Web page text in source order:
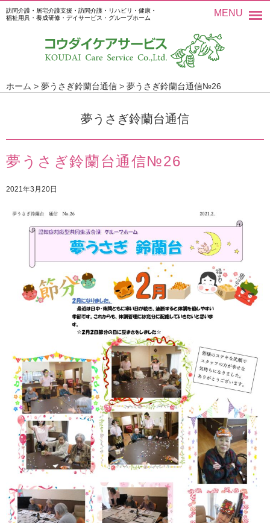
訪問介護・居宅介護支援・訪問介護・リハビリ・健康・
福祉用具・養成研修・デイサービス・グループホーム
MENU
ホーム > 夢うさぎ鈴蘭台通信 > 夢うさぎ鈴蘭台通信№26
夢うさぎ鈴蘭台通信
夢うさぎ鈴蘭台通信№26
2021年3月20日